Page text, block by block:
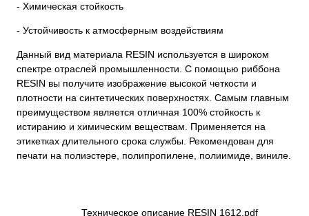
- Химическая стойкость
- Устойчивость к атмосферным воздействиям
Данный вид материала RESIN используется в широком
спектре отраслей промышленности. С помощью риббона
RESIN вы получите изображение высокой четкости и
плотности на синтетических поверхностях. Самым главным
преимуществом является отличная 100% стойкость к
истиранию и химическим веществам. Применяется на
этикетках длительного срока службы. Рекомендован для
печати на полиэстере, полипропилене, полиимиде, виниле.
Техническое описание RESIN 1612.pdf